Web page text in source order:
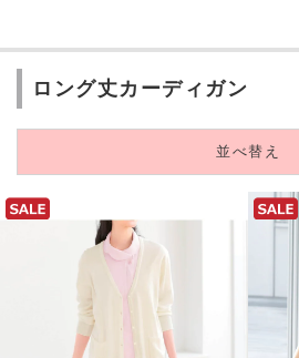
ロング丈カーディガン
並べ替え